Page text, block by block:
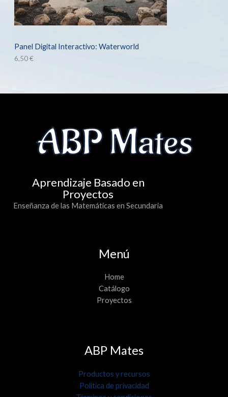
Panel Digital Interactivo: Waterworld
6,50€
Aprendizaje Basado en
Proyectos
Enseñanza de las Matemáticas en Secundaria
Menú
Home
Catálogo
Proyectos
ABP Mates
Productos y recursos
Política de privacidad